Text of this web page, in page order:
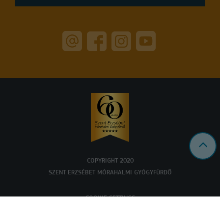
COPYRIGHT 2020
SZENT ERZSÉBET MÓRAHALMI GYÓGYFÜRDŐ
COOKIE SETTINGS